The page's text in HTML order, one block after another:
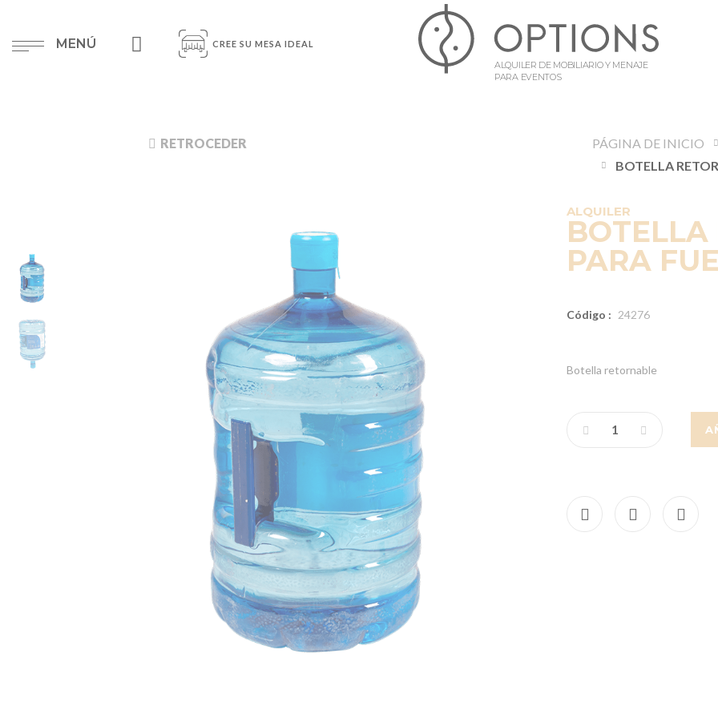
MENÚ CREE SU MESA IDEAL
ALQUILER DE MOBILIARIO Y MENAJE
PARA EVENTOS
RETROCEDER PÁGINA DE INICIO
ALQUILER
BOTELLA
PARA
Código : 24276
Botella retornable